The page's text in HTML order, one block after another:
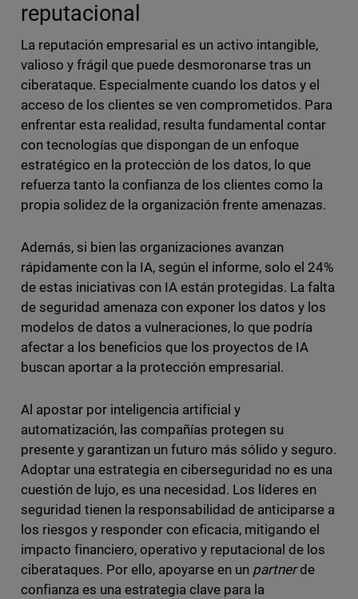
reputacional
La reputación empresarial es un activo intangible,
valioso y frágil que puede desmoronarse tras un
ciberataque. Especialmente cuando los datos y el
acceso de los clientes se ven comprometidos. Para
enfrentar esta realidad, resulta fundamental contar
con tecnologías que dispongan de un enfoque
estratégico en la protección de los datos, lo que
refuerza tanto la confianza de los clientes como la
propia solidez de la organización frente amenazas.
Además, si bien las organizaciones avanzan
rápidamente con la IA, según el informe, solo el 24%
de estas iniciativas con IA están protegidas. La falta
de seguridad amenaza con exponer los datos y los
modelos de datos a vulneraciones, lo que podría
afectar a los beneficios que los proyectos de IA
buscan aportar a la protección empresarial.
Al apostar por inteligencia artificial y
automatización, las compañías protegen su
presente y garantizan un futuro más sólido y seguro.
Adoptar una estrategia en ciberseguridad no es una
cuestión de lujo, es una necesidad. Los líderes en
seguridad tienen la responsabilidad de anticiparse a
los riesgos y responder con eficacia, mitigando el
impacto financiero, operativo y reputacional de los
ciberataques. Por ello, apoyarse en un partnerde
confianza es una estrategia clave para la